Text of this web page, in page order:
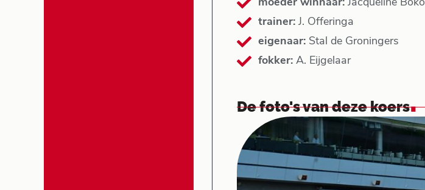
moeder winnaar:Jacqueline Boko
trainer:J. Offeringa
eigenaar:Stal de Groningers
fokker:A. Eijgelaar
De foto's van deze koers.